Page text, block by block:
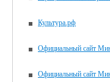
Культура.рф
Официальный сайт
Официальный сайт